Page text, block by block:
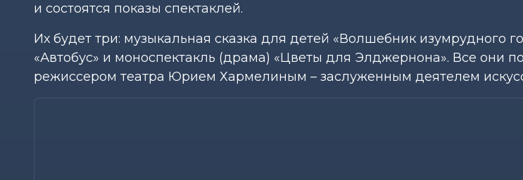
и состоятся показы спектаклей.
Их будет три: музыкальная сказка для детей «Волшебник изумрудного
«Автобус» и моноспектакль (драма) «Цветы для Элджернона». Все они
режиссером театра Юрием Хармелиным – заслуженным деятелем